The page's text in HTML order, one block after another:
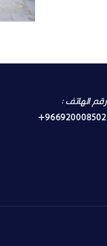
رقم الهاتف :
+966920008502